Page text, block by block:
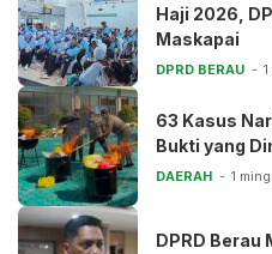
Haji 2026,
Maskapai
DPRD BERAU
63 Kasus
Bukti yang
DAERAH 1
DPRD Berau